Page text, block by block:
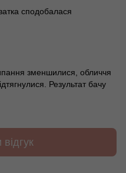
сподобалася
зменшилися, обличчя
Результат бачу